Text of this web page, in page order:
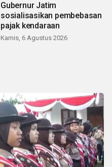
Gubernur Jatim
sosialisasikan pembebasan
pajak kendaraan
Kamis, 6 Agustus 2026